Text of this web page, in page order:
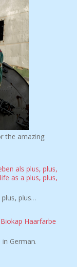
the amazing
plus…
German.